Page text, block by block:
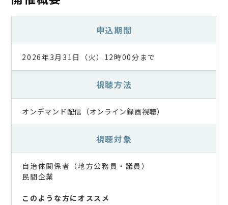
申込期間
2026年3月31日（火）12時00分まで
視聴方法
オンデマンド配信（オンライン録画視聴）
視聴対象
自治体関係者（地方公務員・議員）
民間企業
このような方にオススメ